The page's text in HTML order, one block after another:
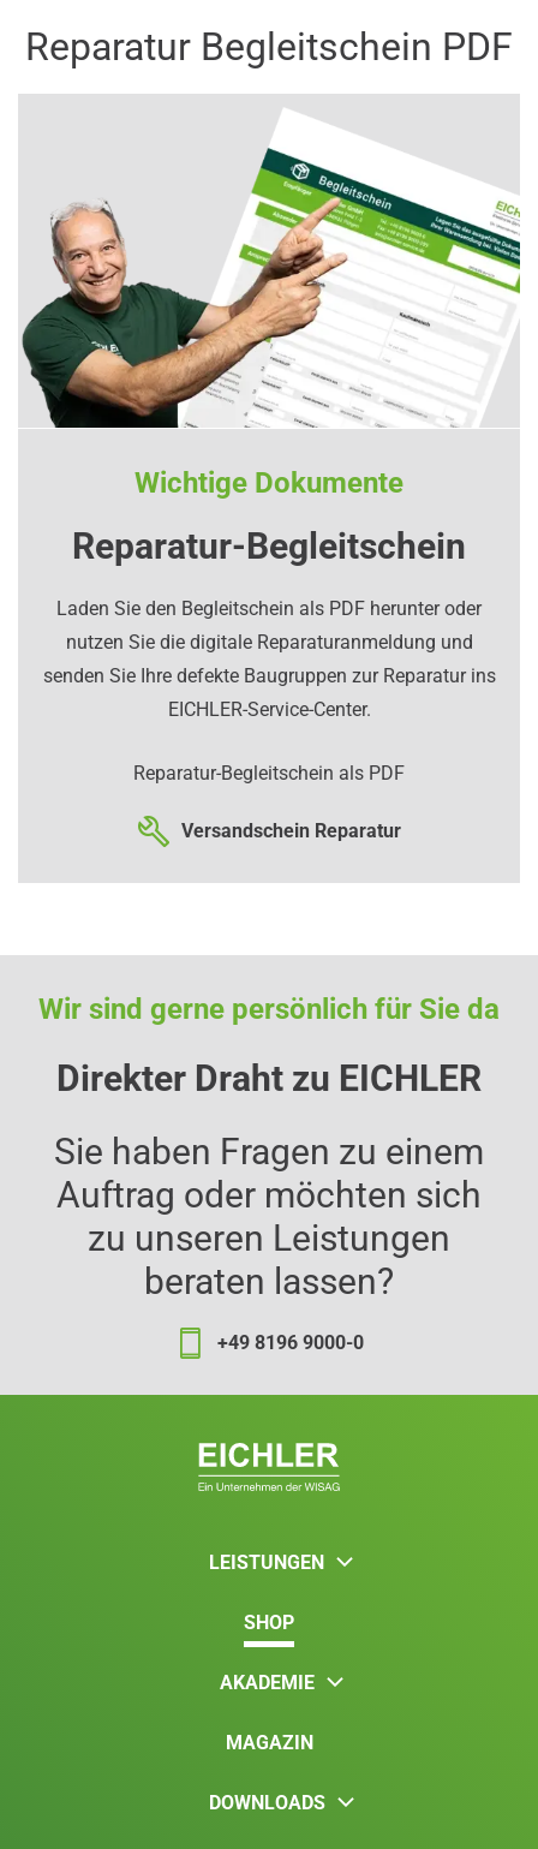
Reparatur Begleitschein PDF
Wichtige Dokumente
Reparatur-Begleitschein
Laden Sie den Begleitschein als PDF herunter oder
nutzen Sie die digitale Reparaturanmeldung und
senden Sie Ihre defekte Baugruppen zur Reparatur ins
EICHLER-Service-Center.
Reparatur-Begleitschein als PDF
Versandschein Reparatur
Wir sind gerne persönlich für Sie da
Direkter Draht zu EICHLER
Sie haben Fragen zu einem
Auftrag oder möchten sich
zu unseren Leistungen
beraten lassen?
+49 8196 9000-0
LEISTUNGEN
SHOP
AKADEMIE
MAGAZIN
DOWNLOADS